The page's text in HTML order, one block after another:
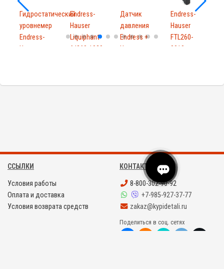
Гидростатический
уровнемер
Endress-
Hause...
Endress-
Hauser
Liquiphant
ftl260-1029
Датчик
давления
Endress +
Hauser
Endress-
Hauser
FTL260-
0010
ССЫЛКИ
Условия работы
Оплата и доставка
Условия возврата средств
КОНТАКТЫ
8-800-302-90-92
+7-985-927-37-77
zakaz@kypidetali.ru
Поделиться в соц. сетях